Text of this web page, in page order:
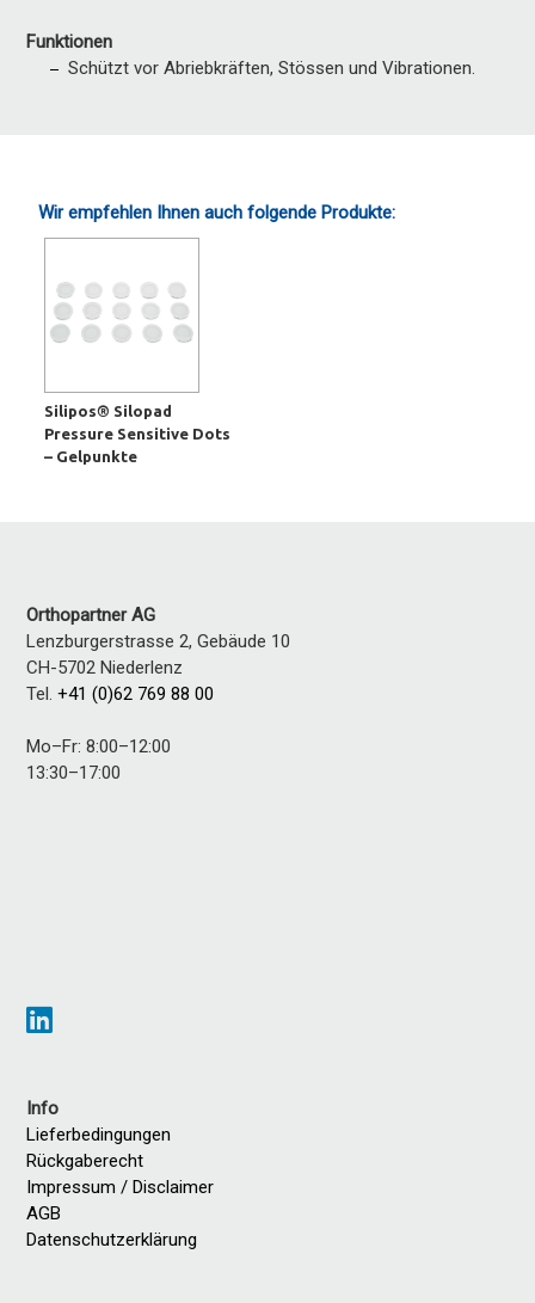
Funktionen
Schützt vor Abriebkräften, Stössen und Vibrationen.
Wir empfehlen Ihnen auch folgende Produkte:
Silipos® Silopad
Pressure Sensitive Dots
– Gelpunkte
Orthopartner AG
Lenzburgerstrasse 2, Gebäude 10
CH-5702 Niederlenz
Tel.+41 (0)62 769 88 00
Mo–Fr: 8:00–12:00
13:30–17:00
Info
Lieferbedingungen
Rückgaberecht
Impressum / Disclaimer
AGB
Datenschutzerklärung